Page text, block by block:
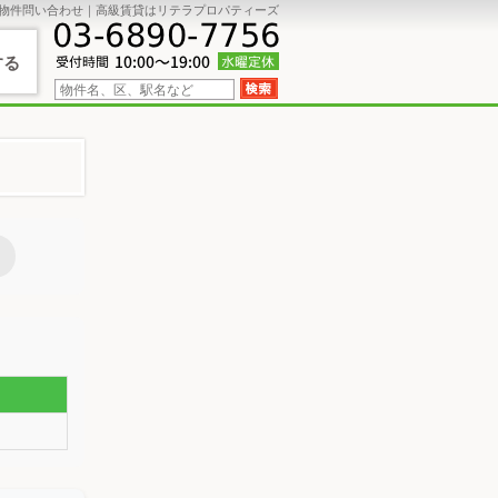
件問い合わせ｜高級賃貸はリテラプロパティーズ